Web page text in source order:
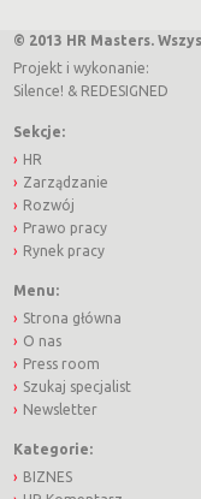
© 2013 HR Masters.
Projekt i wykonanie:
Silence! & REDESIGNED
Sekcje:
HR
Zarządzanie
Rozwój
Prawo pracy
Rynek pracy
Menu:
Strona główna
O nas
Press room
Szukaj specjalist
Newsletter
Kategorie:
BIZNES